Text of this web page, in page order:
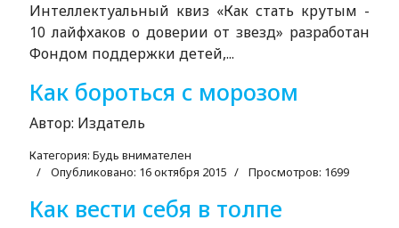
Интеллектуальный квиз «Как стать крутым -
10 лайфхаков о доверии от звезд» разработан
Фондом поддержки детей,...
Как бороться с морозом
Автор: Издатель
Категория: Будь внимателен
Опубликовано: 16 октября 2015
Просмотров: 1699
Как вести себя в толпе